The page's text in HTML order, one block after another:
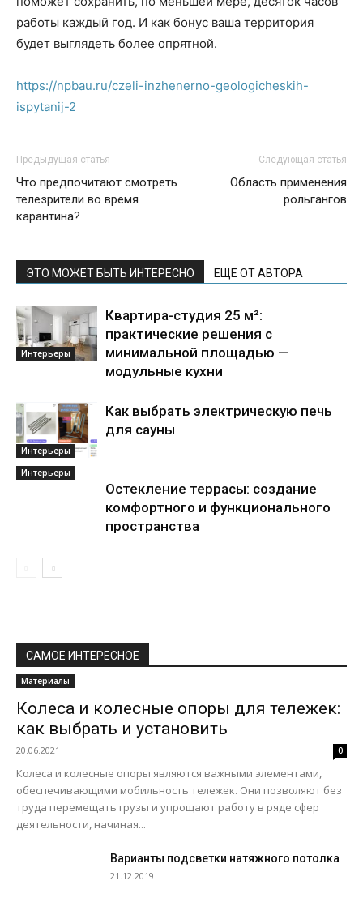
работы каждый год. И как бонус ваша территория
будет выглядеть более опрятной.
https://npbau.ru/czeli-inzhenerno-geologicheskih-
ispytanij-2
Предыдущая статья
Что предпочитают смотреть
телезрители во время
карантина?
Следующая статья
Область применения
рольгангов
ЭТО МОЖЕТ БЫТЬ ИНТЕРЕСНО ЕЩЕ ОТ АВТОРА
Интерьеры
Квартира-студия 25 м²:
практические решения с
минимальной площадью —
модульные кухни
Интерьеры
Как выбрать электрическую печь
для сауны
Интерьеры
Остекление террасы: создание
комфортного и функционального
пространства
САМОЕ ИНТЕРЕСНОЕ
Материалы
Колеса и колесные опоры для тележек:
как выбрать и установить
20.06.2021 0
Колеса и колесные опоры являются важными элементами,
обеспечивающими мобильность тележек. Они позволяют без
труда перемещать грузы и упрощают работу в ряде сфер
деятельности, начиная...
Варианты подсветки натяжного потолка
21.12.2019